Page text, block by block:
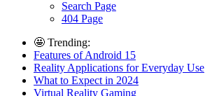
Search Page
404 Page
🤩 Trending:
Features of Android 15
Reality Applications for Everyday Use
What to Expect in 2024
Virtual Reality Gaming